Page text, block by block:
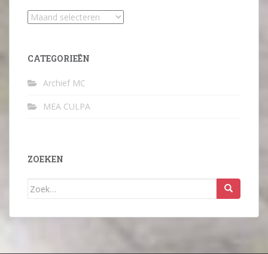
Archief
CATEGORIEËN
Archief MC
MEA CULPA
ZOEKEN
Zoek